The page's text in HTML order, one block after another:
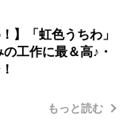
】「虹色うちわ」
工作に最＆高♪・
もっと読む